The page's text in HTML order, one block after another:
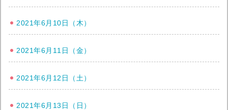
2021年6月10日（木）
2021年6月11日（金）
2021年6月12日（土）
2021年6月13日（日）